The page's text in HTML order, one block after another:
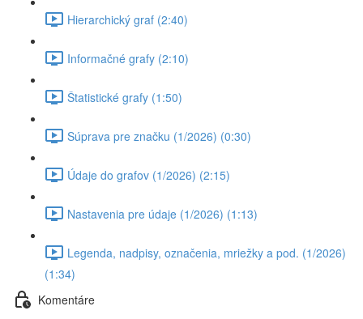
Hierarchický graf (2:40)
Informačné grafy (2:10)
Štatistické grafy (1:50)
Súprava pre značku (1/2026) (0:30)
Údaje do grafov (1/2026) (2:15)
Nastavenia pre údaje (1/2026) (1:13)
Legenda, nadpisy, označenia, mriežky a pod. (1/2026)
(1:34)
Komentáre